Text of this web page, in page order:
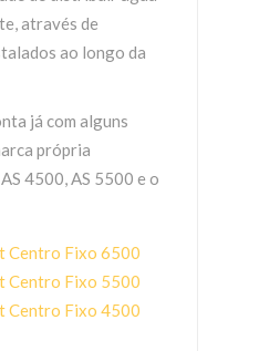
através de
ao longo da
já com alguns
própria
4500, AS 5500 e o